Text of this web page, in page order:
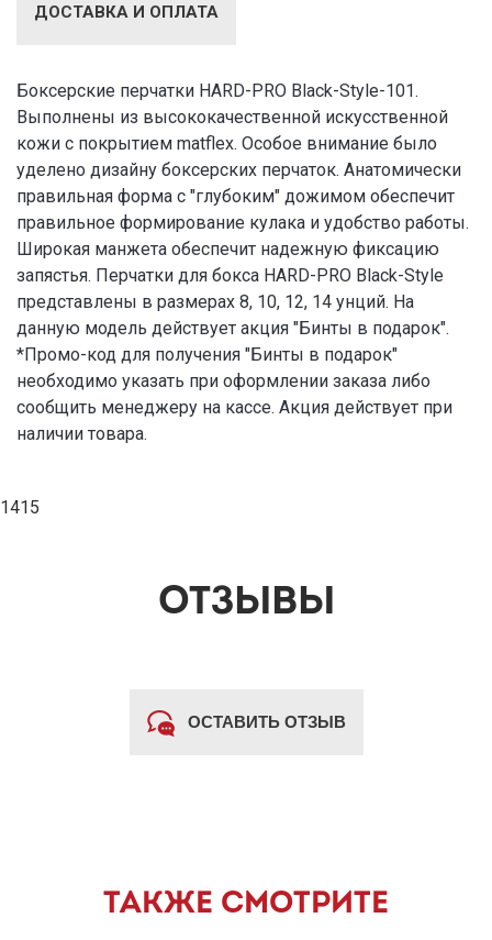
ДОСТАВКА И ОПЛАТА
Боксерские перчатки HARD-PRO Black-Style-101.
Выполнены из высококачественной искусственной
кожи с покрытием matflex. Особое внимание было
уделено дизайну боксерских перчаток. Анатомически
правильная форма с "глубоким" дожимом обеспечит
правильное формирование кулака и удобство работы.
Широкая манжета обеспечит надежную фиксацию
запястья. Перчатки для бокса HARD-PRO Black-Style
представлены в размерах 8, 10, 12, 14 унций. На
данную модель действует акция "Бинты в подарок".
*Промо-код для получения "Бинты в подарок"
необходимо указать при оформлении заказа либо
сообщить менеджеру на кассе. Акция действует при
наличии товара.
1415
ОТЗЫВЫ
ОСТАВИТЬ ОТЗЫВ
ТАКЖЕ СМОТРИТЕ